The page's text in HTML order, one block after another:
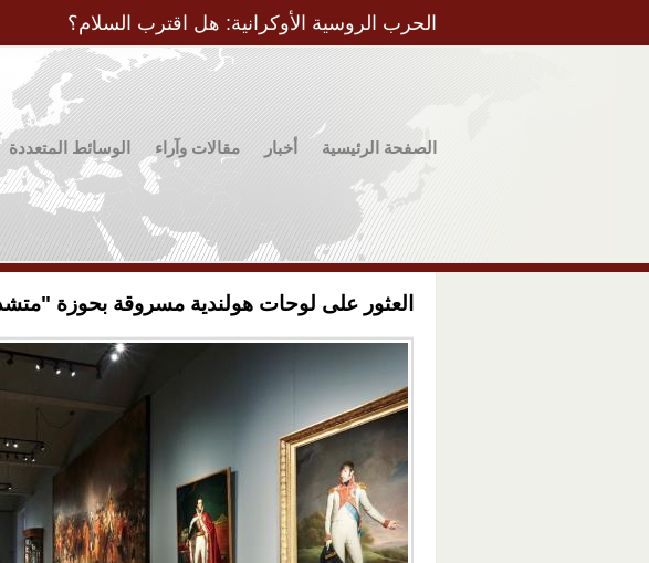
الحرب الروسية الأوكرانية: هل اقترب السلام؟
الصفحة الرئيسية أخبار مقالات وآراء الوسائط المتعددة
العثور على لوحات هولندية مسروقة بحوزة